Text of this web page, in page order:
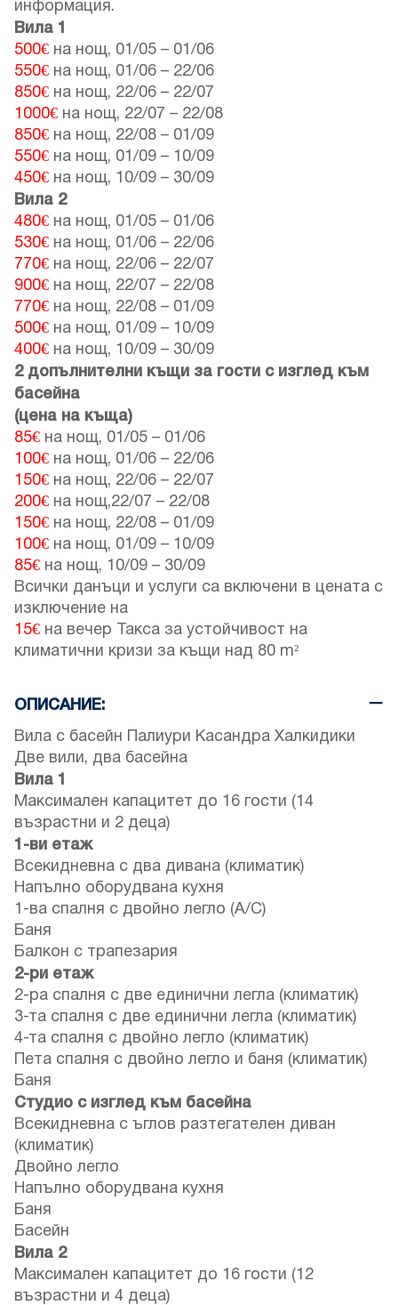
информация.
Вила 1
500€ на нощ, 01/05 – 01/06
550€ на нощ, 01/06 – 22/06
850€ на нощ, 22/06 – 22/07
1000€ на нощ, 22/07 – 22/08
850€ на нощ, 22/08 – 01/09
550€ на нощ, 01/09 – 10/09
450€ на нощ, 10/09 – 30/09
Вила 2
480€ на нощ, 01/05 – 01/06
530€ на нощ, 01/06 – 22/06
770€ на нощ, 22/06 – 22/07
900€ на нощ, 22/07 – 22/08
770€ на нощ, 22/08 – 01/09
500€ на нощ, 01/09 – 10/09
400€ на нощ, 10/09 – 30/09
2 допълнителни къщи за гости с изглед към
басейна
(цена на къща)
85€ на нощ, 01/05 – 01/06
100€ на нощ, 01/06 – 22/06
150€ на нощ, 22/06 – 22/07
200€ на нощ,22/07 – 22/08
150€ на нощ, 22/08 – 01/09
100€ на нощ, 01/09 – 10/09
85€ на нощ, 10/09 – 30/09
Всички данъци и услуги са включени в цената с
изключение на
15€ на вечер Такса за устойчивост на
климатични кризи за къщи над 80 m²
ОПИСАНИЕ:
Вила с басейн Палиури Касандра Халкидики
Две вили, два басейна
Вила 1
Максимален капацитет до 16 гости (14
възрастни и 2 деца)
1-ви етаж
Всекидневна с два дивана (климатик)
Напълно оборудвана кухня
1-ва спалня с двойно легло (A/C)
Баня
Балкон с трапезария
2-ри етаж
2-ра спалня с две единични легла (климатик)
3-та спалня с две единични легла (климатик)
4-та спалня с двойно легло (климатик)
Пета спалня с двойно легло и баня (климатик)
Баня
Студио с изглед към басейна
Всекидневна с ъглов разтегателен диван
(климатик)
Двойно легло
Напълно оборудвана кухня
Баня
Басейн
Вила 2
Максимален капацитет до 16 гости (12
възрастни и 4 деца)